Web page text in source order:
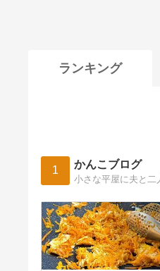
ランキング
1 かんこブログ
小さな平屋に夫と二